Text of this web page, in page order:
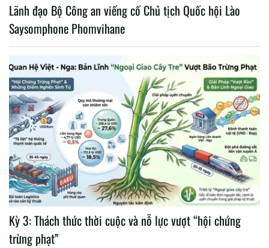
Lãnh đạo Bộ Công an viếng cố Chủ tịch Quốc hội Lào
Saysomphone Phomvihane
Kỳ 3: Thách thức thời cuộc và nỗ lực vượt “hội chứng
trừng phạt”